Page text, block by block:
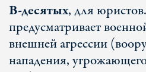
В-десятых, для
предусматривает
внешней агрессии
нападения,